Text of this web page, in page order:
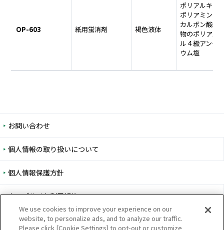
OP-603 紙用蛍消剤 褐色液体
ポリアルキレ
ポリアミン・
カルボン酸縮
物のポリアル
ル４級アンモ
ウム塩
お問い合わせ
個人情報の取り扱いについて
個人情報保護方針
ウェブサイト利用規約
ウェブアクセシビリティ方針
We use cookies to improve your experience on our
website, to personalize ads, and to analyze our traffic.
Please click [Cookie Settings] to opt-out or customize